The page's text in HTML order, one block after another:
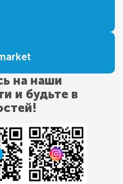
на наши
и будьте в